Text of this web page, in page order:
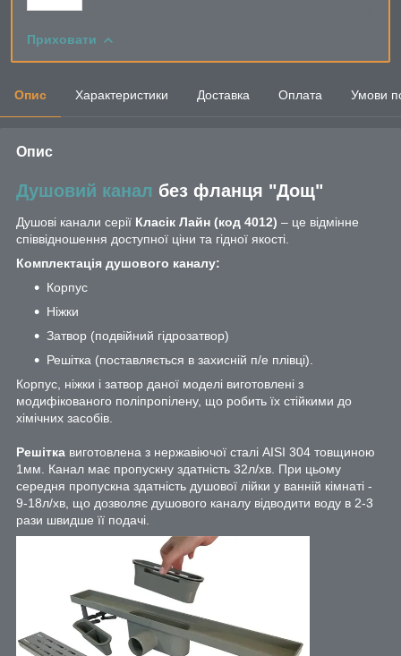
Приховати
Опис Характеристики Доставка Оплата Умови
Опис
Душовий канал без фланця "Дощ"
Душові канали серії Класік Лайн (код 4012) – це відмінне
співвідношення доступної ціни та гідної якості.
Комплектація душового каналу:
Корпус
Ніжки
Затвор (подвійний гідрозатвор)
Решітка (поставляється в захисній п/е плівці).
Корпус, ніжки і затвор даної моделі виготовлені з
модифікованого поліпропілену, що робить їх стійкими до
хімічних засобів.
Решітка виготовлена з нержавіючої сталі AISI 304 товщиною
1мм. Канал має пропускну здатність 32л/хв. При цьому
середня пропускна здатність душової лійки у ванній кімнаті -
9-18л/хв, що дозволяє душового каналу відводити воду в 2-3
рази швидше її подачі.